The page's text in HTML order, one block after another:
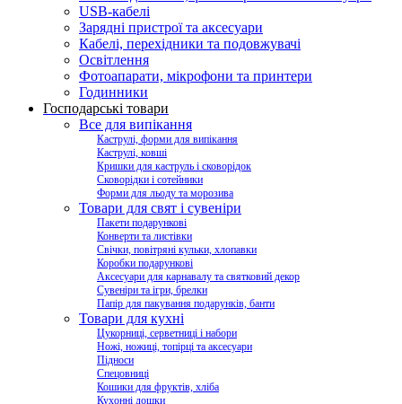
USB-кабелі
Зарядні пристрої та аксесуари
Кабелі, перехідники та подовжувачі
Освітлення
Фотоапарати, мікрофони та принтери
Годинники
Господарські товари
Все для випікання
Каструлі, форми для випікання
Каструлі, ковші
Кришки для каструль і сковорідок
Сковорідки і сотейники
Форми для льоду та морозива
Товари для свят і сувеніри
Пакети подарункові
Конверти та листівки
Свічки, повітряні кульки, хлопавки
Коробки подарункові
Аксесуари для карнавалу та святковий декор
Сувеніри та ігри, брелки
Папір для пакування подарунків, банти
Товари для кухні
Цукорниці, серветниці і набори
Ножі, ножиці, топірці та аксесуари
Підноси
Спецовниці
Кошики для фруктів, хліба
Кухонні дошки